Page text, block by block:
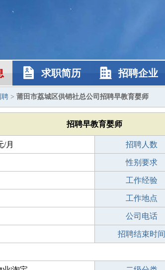
求职简历 招聘企业
聘 > 莆田市荔城区供销社总公司招聘早教育婴师
招聘早教育婴师
/月 招聘人数
性别要求
工作经验
工作地点
公司电话
招聘结束时间